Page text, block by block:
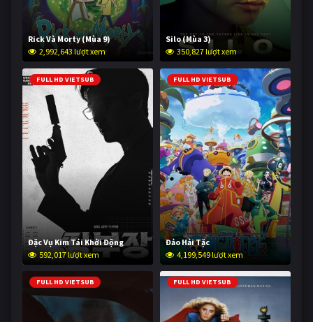
Rick Và Morty (Mùa 9)
2,992,643 lượt xem
Silo (Mùa 3)
350,827 lượt xem
FULL HD VIETSUB
Đặc Vụ Kim Tái Khởi Động
592,017 lượt xem
FULL HD VIETSUB
Đảo Hải Tặc
4,199,549 lượt xem
FULL HD VIETSUB FULL HD VIETSUB